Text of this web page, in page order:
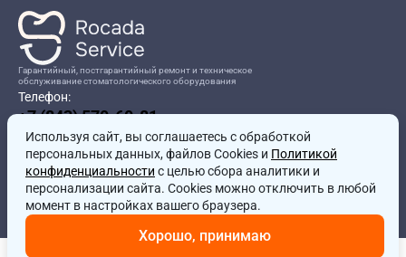
Гарантийный, постгарантийный ремонт и техническое
обслуживание стоматологического оборудования
Телефон:
+7 (843) 570-60-81
Режим работы:8:00-17:00
Адрес:
г.Казань, ул.Проспект Победы, д.204в
Почта:
service@rocadamed.ru
Другие проекты
Используя сайт, вы соглашаетесь с обработкой
персональных данных, файлов Cookies и Политикой
конфиденциальности с целью сбора аналитики и
персонализации сайта. Cookies можно отключить в любой
момент в настройках вашего браузера.
Хорошо, принимаю